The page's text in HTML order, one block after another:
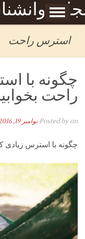
to content
برگه نمونه
استرس راحت
چگونه با
راحت
Posted byon نوامبر 19, 2016
چگونه با استرس زیادی